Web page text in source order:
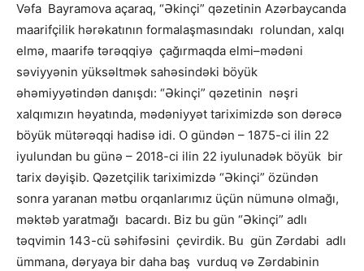
Vəfa Bayramova açaraq, “Əkinçi” qəzetinin Azərbaycanda
maarifçilik hərəkatının formalaşmasındakı rolundan, xalqı
elmə, maarifə tərəqqiyə çağırmaqda elmi–mədəni
səviyyənin yüksəltmək sahəsindəki böyük
əhəmiyyətindən danışdı: “Əkinçi” qəzetinin nəşri
xalqımızın həyatında, mədəniyyət tariximizdə son dərəcə
böyük mütərəqqi hadisə idi. O gündən – 1875-ci ilin 22
iyulundan bu günə – 2018-ci ilin 22 iyulunadək böyük bir
tarix dəyişib. Qəzetçilik tariximizdə “Əkinçi” özündən
sonra yaranan mətbu orqanlarımız üçün nümunə olmağı,
məktəb yaratmağı bacardı. Biz bu gün “Əkinçi” adlı
təqvimin 143-cü səhifəsini çevirdik. Bu gün Zərdabi adlı
ümmana, dəryaya bir daha baş vurduq və Zərdabinin